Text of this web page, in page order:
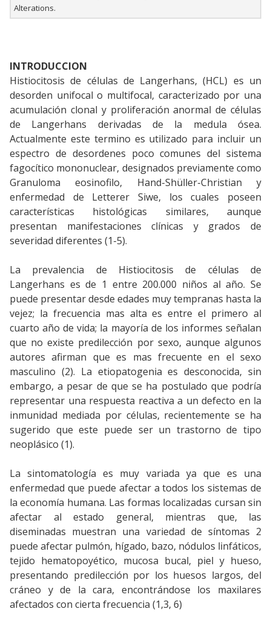
Alterations.
INTRODUCCION
Histiocitosis de células de Langerhans, (HCL) es un
desorden unifocal o multifocal, caracterizado por una
acumulación clonal y proliferación anormal de células
de Langerhans derivadas de la medula ósea.
Actualmente este termino es utilizado para incluir un
espectro de desordenes poco comunes del sistema
fagocítico mononuclear, designados previamente como
Granuloma eosinofilo, Hand-Shüller-Christian y
enfermedad de Letterer Siwe, los cuales poseen
características histológicas similares, aunque
presentan manifestaciones clínicas y grados de
severidad diferentes (1-5).
La prevalencia de Histiocitosis de células de
Langerhans es de 1 entre 200.000 niños al año. Se
puede presentar desde edades muy tempranas hasta la
vejez; la frecuencia mas alta es entre el primero al
cuarto año de vida; la mayoría de los informes señalan
que no existe predilección por sexo, aunque algunos
autores afirman que es mas frecuente en el sexo
masculino (2). La etiopatogenia es desconocida, sin
embargo, a pesar de que se ha postulado que podría
representar una respuesta reactiva a un defecto en la
inmunidad mediada por células, recientemente se ha
sugerido que este puede ser un trastorno de tipo
neoplásico (1).
La sintomatología es muy variada ya que es una
enfermedad que puede afectar a todos los sistemas de
la economía humana. Las formas localizadas cursan sin
afectar al estado general, mientras que, las
diseminadas muestran una variedad de síntomas 2
puede afectar pulmón, hígado, bazo, nódulos linfáticos,
tejido hematopoyético, mucosa bucal, piel y hueso,
presentando predilección por los huesos largos, del
cráneo y de la cara, encontrándose los maxilares
afectados con cierta frecuencia (1,3, 6)